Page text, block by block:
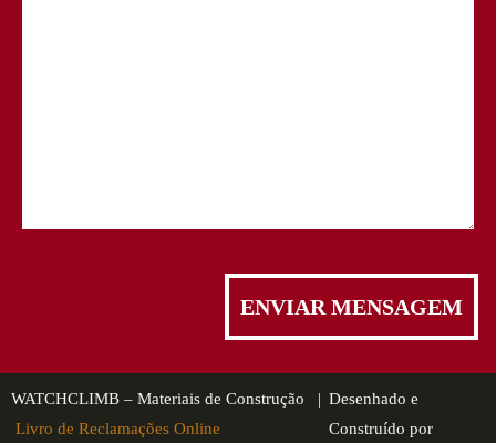
WATCHCLIMB – Materiais de Construção |
Livro de Reclamações Online
Desenhado e
Construído por